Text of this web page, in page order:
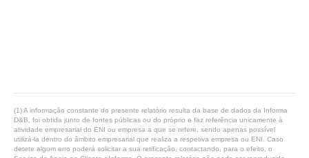
(1) A informação constante do presente relatório resulta da base de dados da Informa
D&B, foi obtida junto de fontes públicas ou do próprio e faz referência unicamente à
atividade empresarial do ENI ou empresa a que se refere, sendo apenas possível
utilizá-la dentro do âmbito empresarial que realiza a respetiva empresa ou ENI. Caso
detete algum erro poderá solicitar a sua retificação, contactando, para o efeito, o